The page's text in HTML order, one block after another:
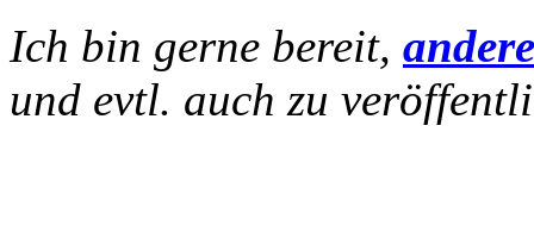
Ich bin gerne bereit,
und evtl. auch zu